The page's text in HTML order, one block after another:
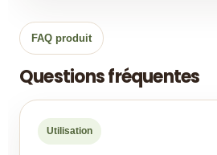
FAQ produit
Questions fréquentes
Utilisation